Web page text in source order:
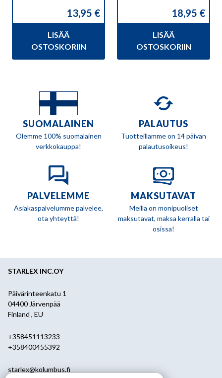
13,95 €
LISÄÄ
OSTOSKORIIN
18,95 €
LISÄÄ
OSTOSKORIIN
SUOMALAINEN
Olemme 100% suomalainen
verkkokauppa!
PALAUTUS
Tuotteillamme on 14 päivän
palautusoikeus!
PALVELEMME
Asiakaspalvelumme palvelee,
ota yhteyttä!
MAKSUTAVAT
Meillä on monipuoliset
maksutavat, maksa kerralla tai
osissa!
STARLEX INC.OY
Päivärinteenkatu 1
04400 Järvenpää
Finland , EU
+358451113233
+358400455392
starlex@kolumbus.fi